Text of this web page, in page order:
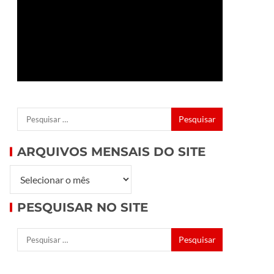
ARQUIVOS MENSAIS DO SITE
PESQUISAR NO SITE